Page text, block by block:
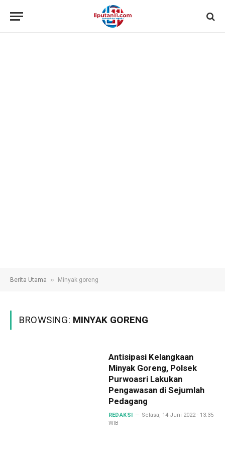
Berita Utama » Minyak goreng
BROWSING: MINYAK GORENG
Antisipasi Kelangkaan
Minyak Goreng, Polsek
Purwoasri Lakukan
Pengawasan di Sejumlah
Pedagang
REDAKSI
Selasa, 14 Juni 2022 - 13:35
WIB